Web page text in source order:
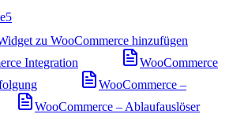
5
zu WooCommerce hinzufügen
Integration
WooCommerce
WooCommerce –
WooCommerce – Ablaufauslöser